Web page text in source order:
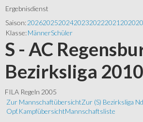
Ergebnisdienst
Saison:202620252024202320222021 2020
Klasse:MännerSchüler
S - AC
Bezirksliga 2010
FILA Regeln 2005
Zur MannschaftübersichtZur (S) Bezirksliga
Opf.KampfübersichtMannschaftsliste